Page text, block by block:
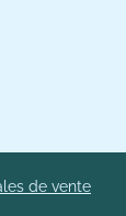
de vente